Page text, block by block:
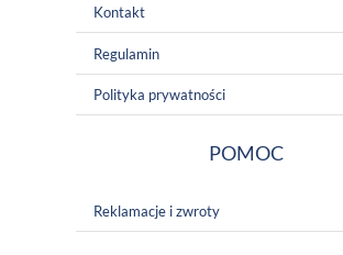
Kontakt
Regulamin
Polityka prywatności
POMOC
Reklamacje i zwroty